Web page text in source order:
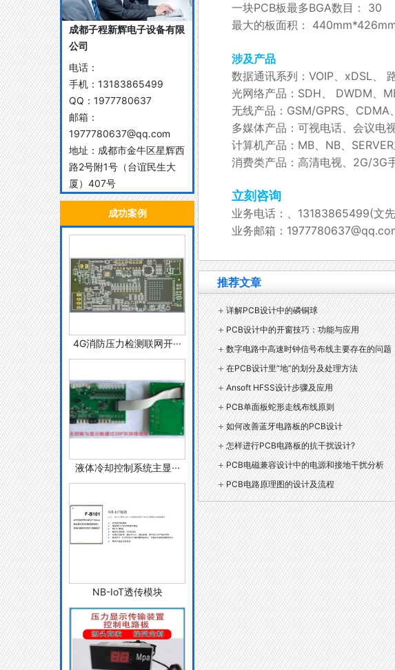
成都子程新辉电子设备有限
公司
电话：
手机： 13183865499
QQ： 1977780637
邮箱：
1977780637@qq.com
地址： 成都市金牛区星辉西
路2号附1号（台谊民生大
厦）407号
成功案例
4G消防压力检测联网开···
液体冷却控制系统主显···
NB-IoT透传模块
一块PCB板最多BGA数目： 30
最大的板面积：
涉及产品
数据通讯系列：VOIP、xDSL、
光网络产品：SDH、 DWDM、
无线产品：GSM/GPRS、
多媒体产品：可视电话、会议电
计算机产品：MB、NB、
消费类产品：高清电视、2G/3G
立刻咨询
业务电话：、13183865499(文
业务邮箱：
推荐文章
详解PCB设计中的磷铜球
PCB设计中的开窗技巧：功能与应用
数字电路中高速时钟信号布线主要存在的问题
在PCB设计里“地”的划分及处理方法
Ansoft HFSS设计步骤及应用
PCB单面板蛇形走线布线原则
如何改善蓝牙电路板的PCB设计
怎样进行PCB电路板的抗干扰设计?
PCB电磁兼容设计中的电源和接地干扰分析
PCB电路原理图的设计及流程